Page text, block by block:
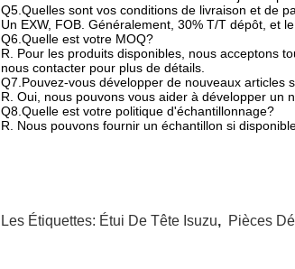
Q5.Quelles sont vos conditions de livraison et de
Un EXW, FOB. Généralement, 30% T/T dépôt, et
Q6.Quelle est votre MOQ?
R. Pour les produits disponibles, nous acceptons
nous contacter pour plus de détails.
Q7.Pouvez-vous développer de nouveaux articles
R. Oui, nous pouvons vous aider à développer un
Q8.Quelle est votre politique d'échantillonnage?
R. Nous pouvons fournir un échantillon si
Les Étiquettes: Étui De Tête Isuzu, Pièces